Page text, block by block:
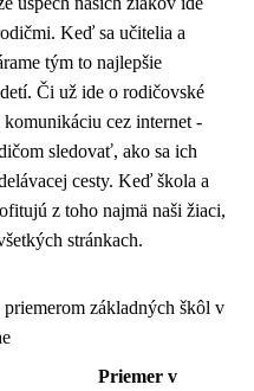
Keď sa učitelia a
tým to najlepšie
Či už ide o rodičovské
komunikáciu cez internet -
sledovať, ako sa ich
cesty. Keď škola a
z toho najmä naši žiaci,
stránkach.
základných škôl v
Priemer v